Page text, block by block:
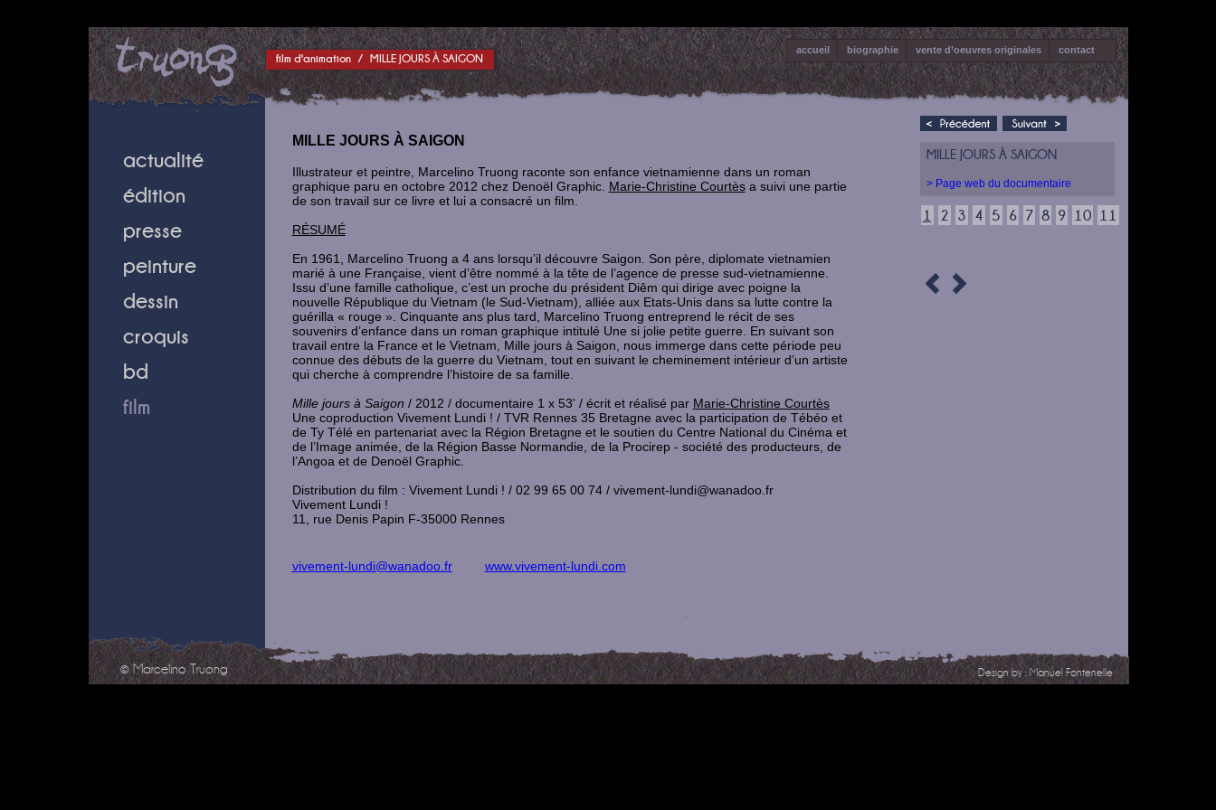
accueil biographie vente d’oeuvres originales contact
film d'animation / MILLE JOURS À SAIGON
MILLE JOURS À SAIGON
Illustrateur et peintre, Marcelino Truong raconte son enfance vietnamienne dans un roman
graphique paru en octobre 2012 chez Denoël Graphic. Marie-Christine Courtèsa suivi une partie
de son travail sur ce livre et lui a consacré un film.
RÉSUMÉ
En 1961, Marcelino Truong a 4 ans lorsqu’il découvre Saigon. Son père, diplomate vietnamien
marié à une Française, vient d’être nommé à la tête de l’agence de presse sud-vietnamienne.
Issu d’une famille catholique, c’est un proche du président Diêm qui dirige avec poigne la
nouvelle République du Vietnam (le Sud-Vietnam), alliée aux Etats-Unis dans sa lutte contre la
guérilla « rouge ». Cinquante ans plus tard, Marcelino Truong entreprend le récit de ses
souvenirs d’enfance dans un roman graphique intitulé Une si jolie petite guerre. En suivant son
travail entre la France et le Vietnam, Mille jours à Saigon, nous immerge dans cette période peu
connue des débuts de la guerre du Vietnam, tout en suivant le cheminement intérieur d’un artiste
qui cherche à comprendre l’histoire de sa famille.
Mille jours à Saigon / 2012 / documentaire 1 x 53' / écrit et réalisé par Marie-Christine Courtès
Une coproduction Vivement Lundi ! / TVR Rennes 35 Bretagne avec la participation de Tébéo et
de Ty Télé en partenariat avec la Région Bretagne et le soutien du Centre National du Cinéma et
de l’Image animée, de la Région Basse Normandie, de la Procirep - société des producteurs, de
l’Angoa et de Denoël Graphic.
Distribution du film : Vivement Lundi ! / 02 99 65 00 74 / vivement-lundi@wanadoo.fr
Vivement Lundi !
11, rue Denis Papin F-35000 Rennes
vivement-lundi@wanadoo.fr www.vivement-lundi.com
MILLE JOURS À SAIGON
> Page web du documentaire
1 2 3 4 5 6 7 8 9 10 11
actualité
édition
presse
peinture
dessin
croquis
bd
film
© Marcelino Truong Design by :Manuel Fontenelle